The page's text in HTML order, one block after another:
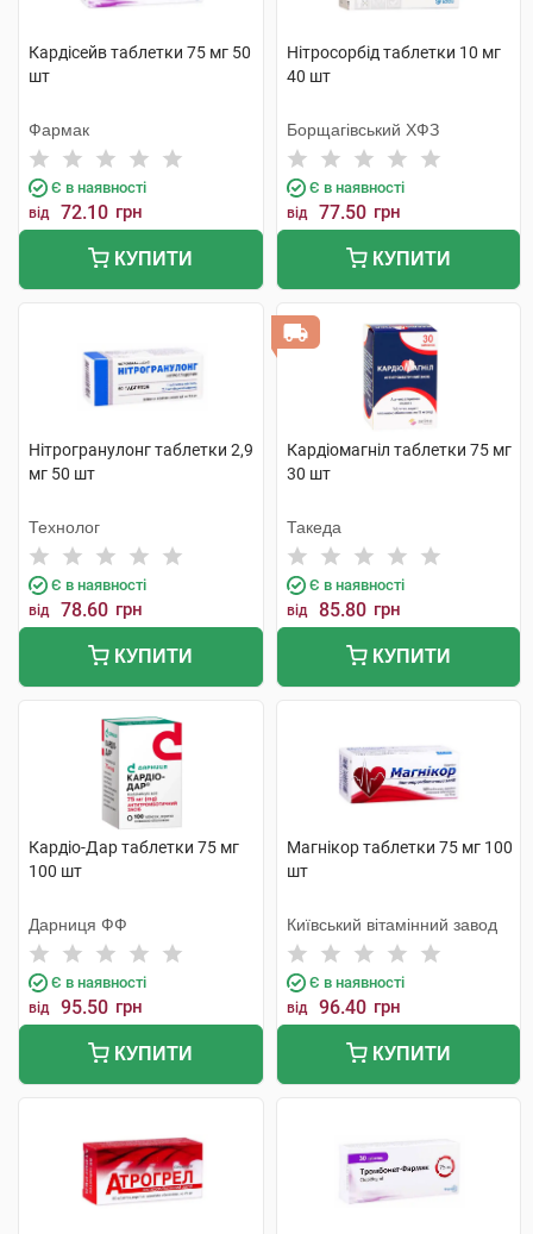
Кардісейв таблетки 75 мг 50
шт
Фармак
Є в наявності
від 72.10 грн
КУПИТИ
Нітросорбід таблетки 10 мг
40 шт
Борщагівський ХФЗ
Є в наявності
від 77.50 грн
КУПИТИ
Нітрогранулонг таблетки 2,9
мг 50 шт
Технолог
Є в наявності
від 78.60 грн
КУПИТИ
Кардіомагніл таблетки 75 мг
30 шт
Такеда
Є в наявності
від 85.80 грн
КУПИТИ
Кардіо-Дар таблетки 75 мг
100 шт
Дарниця ФФ
Є в наявності
від 95.50 грн
КУПИТИ
Магнікор таблетки 75 мг 100
шт
Київський вітамінний завод
Є в наявності
від 96.40 грн
КУПИТИ